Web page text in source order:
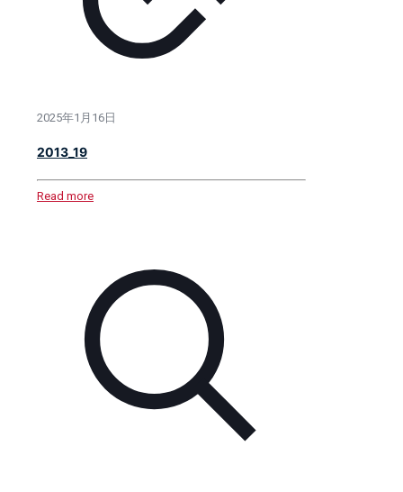
2025年1月16日
2013_19
Read more